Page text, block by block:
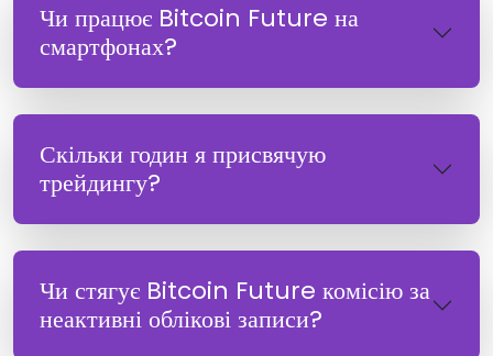
Чи працює Bitcoin Future на
смартфонах?
Скільки годин я присвячую
трейдингу?
Чи стягує Bitcoin Future комісію за
неактивні облікові записи?